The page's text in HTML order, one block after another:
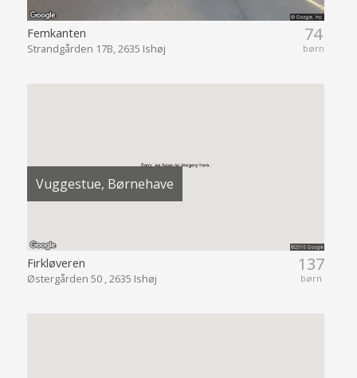
74
børn
Femkanten
Strandgården 17B, 2635 Ishøj
Vuggestue, Børnehave
137
børn
Firkløveren
Østergården 50 , 2635 Ishøj